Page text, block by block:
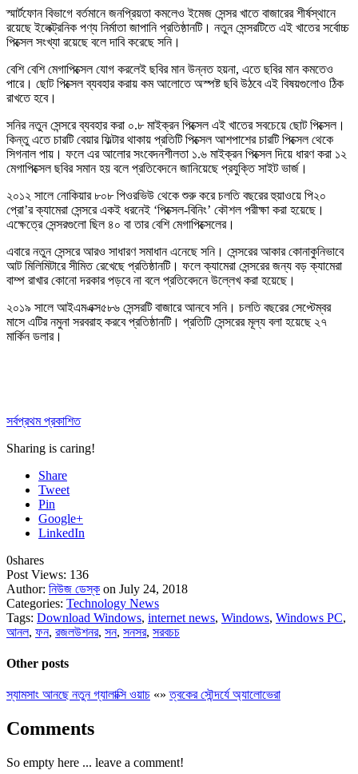
স্মার্টফোন বিভাগে বর্তমানে জনপ্রিয়তা কমলেও ইমেজ সেন্সর খাতে বাজারের শীর্ষস্থানে
রয়েছে ইলেক্ট্রনিক পণ্য নির্মাতা জাপানি প্রতিষ্ঠানটি। নতুন সেন্সরটিতে এই খাতের সর্বোচ্চ
পিক্সেল সংখ্যা রয়েছে বলে দাবি করেছে সনি।
বেশি বেশি মেগাপিক্সেল যোগ করলেই ছবির মান উন্নত হয়না, এতে ছবির মান কমতেও
পারে। ছোট পিক্সেল ব্যবহার করায় কম আলোতে অস্পষ্ট ছবি উঠবে এই বিষয়গুলোও ঠিক
রাখতে হবে।
সনির নতুন সেন্সরে ব্যবহার করা ০.৮ মাইক্রন পিক্সেল এই খাতের সবচেয়ে ছোট পিক্সেল।
কিন্তু এতে চারটি বেয়ার ফিল্টার থাকায় প্রতিটি পিক্সেল আশপাশের চারটি পিক্সেল থেকে
সিগনাল পায়। ফলে এর আলোর সংবেদনশীলতা ১.৬ মাইক্রন পিক্সেল দিয়ে ধারণ করা ১২
মেগাপিক্সেল ছবির সমান হয় বলে প্রতিবেদনে জানিয়েছে প্রযুক্তি সাইট ভার্জ।
২০১২ সালে নোকিয়ার ৮০৮ পিওরভিউ থেকে শুরু করে চলতি বছরের হুয়াওয়ে পি২০
প্রো’র ক্যামেরা সেন্সরে একই ধরনেই ‘পিক্সেল-বিনিং’ কৌশল পরীক্ষা করা হয়েছে।
এক্ষেত্রে সেন্সরগুলো ছিল ৪০ বা তার বেশি মেগাপিক্সেলের।
এবারে নতুন সেন্সরে আরও সাধারণ সমাধান এনেছে সনি। সেন্সরের আকার কোনাকুনিভাবে
আট মিলিমিটারে সীমিত রেখেছে প্রতিষ্ঠানটি। ফলে ক্যামেরা সেন্সরের জন্য বড় ক্যামেরা
বাম্প রাখার কোনো দরকার পড়বে না বলে প্রতিবেদনে উল্লেখ করা হয়েছে।
২০১৯ সালে আইএমএক্স৫৮৬ সেন্সরটি বাজারে আনবে সনি। চলতি বছরের সেপ্টেম্বর
মাসে এটির নমুনা সরবরাহ করবে প্রতিষ্ঠানটি। প্রতিটি সেন্সরের মূল্য বলা হয়েছে ২৭
মার্কিন ডলার।
সর্বপ্রথম প্রকাশিত
Sharing is caring!
Share
Tweet
Pin
Google+
LinkedIn
0shares
Post Views: 136
Author: নিউজ ডেস্ক on July 24, 2018
Categories: Technology News
Tags: Download Windows, internet news, Windows, Windows PC,
আনল, ফন, রজলউশনর, সন, সনসর, সরবচচ
Other posts
স্যামসাং আনছে নতুন গ্যালাক্সি ওয়াচ «»ত্বকের সৌন্দর্যে অ্যালোভেরা
Comments
So empty here ... leave a comment!